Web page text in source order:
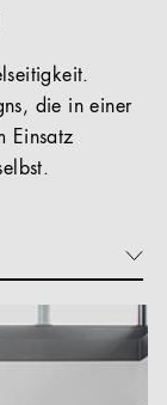
die in einer
Einsatz